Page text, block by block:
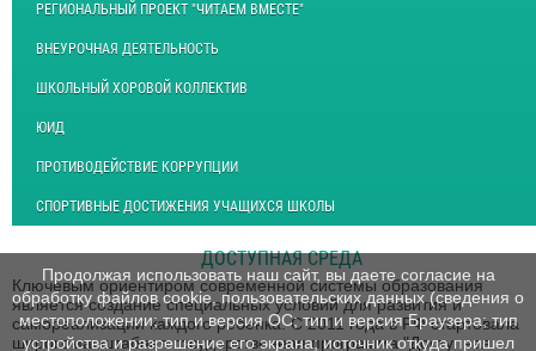
РЕГИОНАЛЬНЫЙ ПРОЕКТ "ЧИТАЕМ ВМЕСТЕ"
ВНЕУРОЧНАЯ ДЕЯТЕЛЬНОСТЬ
ШКОЛЬНЫЙ ХОРОВОЙ КОЛЛЕКТИВ
ЮИД
ПРОТИВОДЕЙСТВИЕ КОРРУПЦИИ
СПОРТИВНЫЕ ДОСТИЖЕНИЯ УЧАЩИХСЯ ШКОЛЫ
ДОСТУПНАЯ СРЕДА
Ключевым ориентиром современной системы образования
является создание специальных условий для развития и
самореализации каждого ребенка. С 2011 года в РФ стартовала
широкомасштабная государственная программа "Доступная
Продолжая использовать наш сайт, вы даете согласие на
обработку файлов cookie, пользовательских данных (сведения о
местоположении; тип и версия ОС; тип и версия Браузера; тип
устройства и разрешение его экрана; источник откуда пришел